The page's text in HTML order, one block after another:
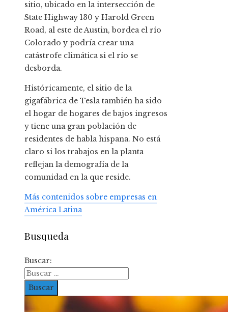
sitio, ubicado en la intersección de
State Highway 130 y Harold Green
Road, al este de Austin, bordea el río
Colorado y podría crear una
catástrofe climática si el río se
desborda.
Históricamente, el sitio de la
gigafábrica de Tesla también ha sido
el hogar de hogares de bajos ingresos
y tiene una gran población de
residentes de habla hispana. No está
claro si los trabajos en la planta
reflejan la demografía de la
comunidad en la que reside.
Más contenidos sobre empresas en
América Latina
Busqueda
Buscar: